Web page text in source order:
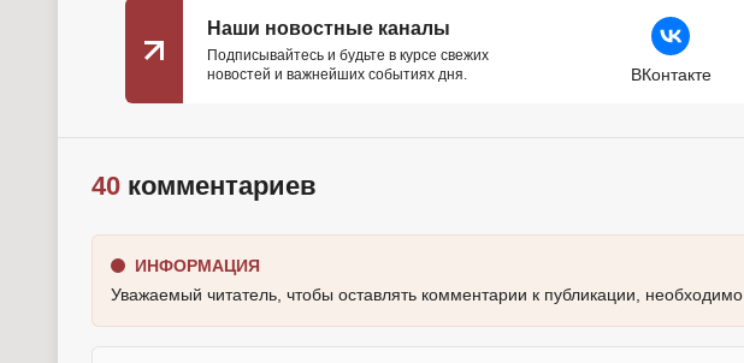
Наши новостные каналы
Подписывайтесь и будьте в курсе свежих
новостей и важнейших событиях дня.
ВКонтакте
40 комментариев
ИНФОРМАЦИЯ
Уважаемый читатель, чтобы оставлять комментарии к публикации, необходимо